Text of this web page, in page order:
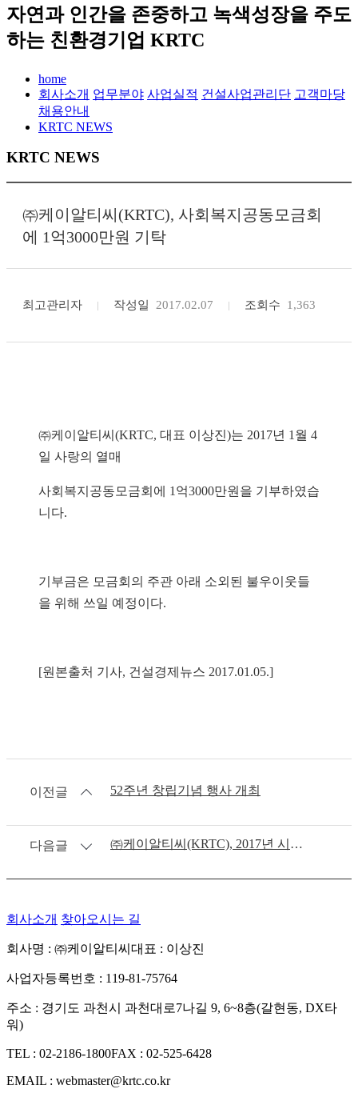
자연과 인간을 존중하고 녹색성장을 주도
하는 친환경기업 KRTC
home
회사소개 업무분야 사업실적 건설사업관리단 고객마당
채용안내
KRTC NEWS
KRTC NEWS
㈜케이알티씨(KRTC), 사회복지공동모금회
에 1억3000만원 기탁
최고관리자 작성일 2017.02.07 조회수 1,363
㈜케이알티씨(KRTC, 대표 이상진)는 2017년 1월 4
일 사랑의 열매
사회복지공동모금회에 1억3000만원을 기부하였습
니다.
기부금은 모금회의 주관 아래 소외된 불우이웃들
을 위해 쓰일 예정이다.
[원본출처 기사, 건설경제뉴스 2017.01.05.]
이전글 52주년 창립기념 행사 개최
다음글 ㈜케이알티씨(KRTC), 2017년 시무식 개최
회사소개 찾아오시는 길
회사명 : ㈜케이알티씨 대표 : 이상진
사업자등록번호 : 119-81-75764
주소 : 경기도 과천시 과천대로7나길 9, 6~8층(갈현동, DX타
워)
TEL : 02-2186-1800FAX : 02-525-6428
EMAIL : webmaster@krtc.co.kr